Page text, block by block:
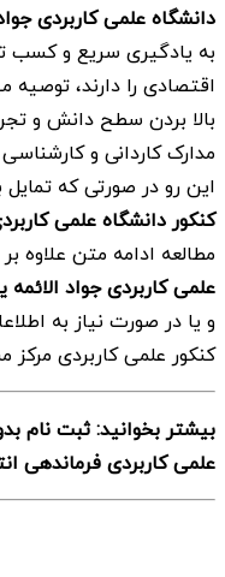
دانشگاه علمی کاربردی
به یادگیری سریع و کسب
اقتصادی را دارند، توصیه
بالا بردن سطح دانش و
مدارک کاردانی و
این رو در صورتی که
کنکور دانشگاه علمی
مطالعه ادامه متن علاوه بر
علمی کاربردی جواد الائمه
و یا در صورت نیاز به
کنکور علمی کاربردی مرکز
بیشتر بخوانید: ثبت نام
علمی کاربردی فرماندهی